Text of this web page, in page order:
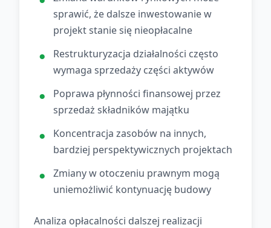
sprawić, że dalsze inwestowanie w
projekt stanie się nieopłacalne
Restrukturyzacja działalności często
wymaga sprzedaży części aktywów
Poprawa płynności finansowej przez
sprzedaż składników majątku
Koncentracja zasobów na innych,
bardziej perspektywicznych projektach
Zmiany w otoczeniu prawnym mogą
uniemożliwić kontynuację budowy
Analiza opłacalności dalszej realizacji